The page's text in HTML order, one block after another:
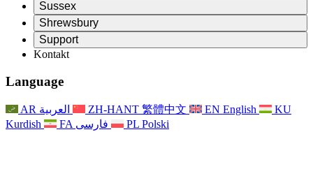
Niezależny zespół recenzentów
Zakres uprawnień
Raport końcowy z niezależnego przeglądu
Często zadawane pytania
Proces przekazywania informacji zwrotnych przez rodzinę
Biuletyny informacyjne
Opt Out
Review
Przewodniczący Przeglądu
Niezależny zespół recenzentów
Zakres wymagań i obowiązków
Kontakt
Wsparcie psychologiczne dla rodzin
Aktualizacje dla rodzin
Zdarzenia
For Staff
Wsparcie dla personelu
Sussex
Review
Przewodniczący Przeglądu
Niezależny zespół recenzentów
Zakres uprawnień
For Families
Aktualizacje dla rodzin
Zdarzenia
Shrewsbury
Review
Zakres zadań w zakresie oceny macierzyństwa
Raport końcowy z niezależnego przeglądu
Pierwszy raport z niezależnego przeglądu
For Families
Aktualizacje
Support
Leeds
Nottingham
Rodzinna Służba Wsparcia Psychologicznego
Wsparcie w sytuacjach kryzysowych związanych ze
zdrowiem psychicznym
Usługi regionalne Nottingham
Kontakt
Language
AR العربية ZH-HANT 繁體中文 EN English
KU
Kurdish
FA فارسی PL Polski